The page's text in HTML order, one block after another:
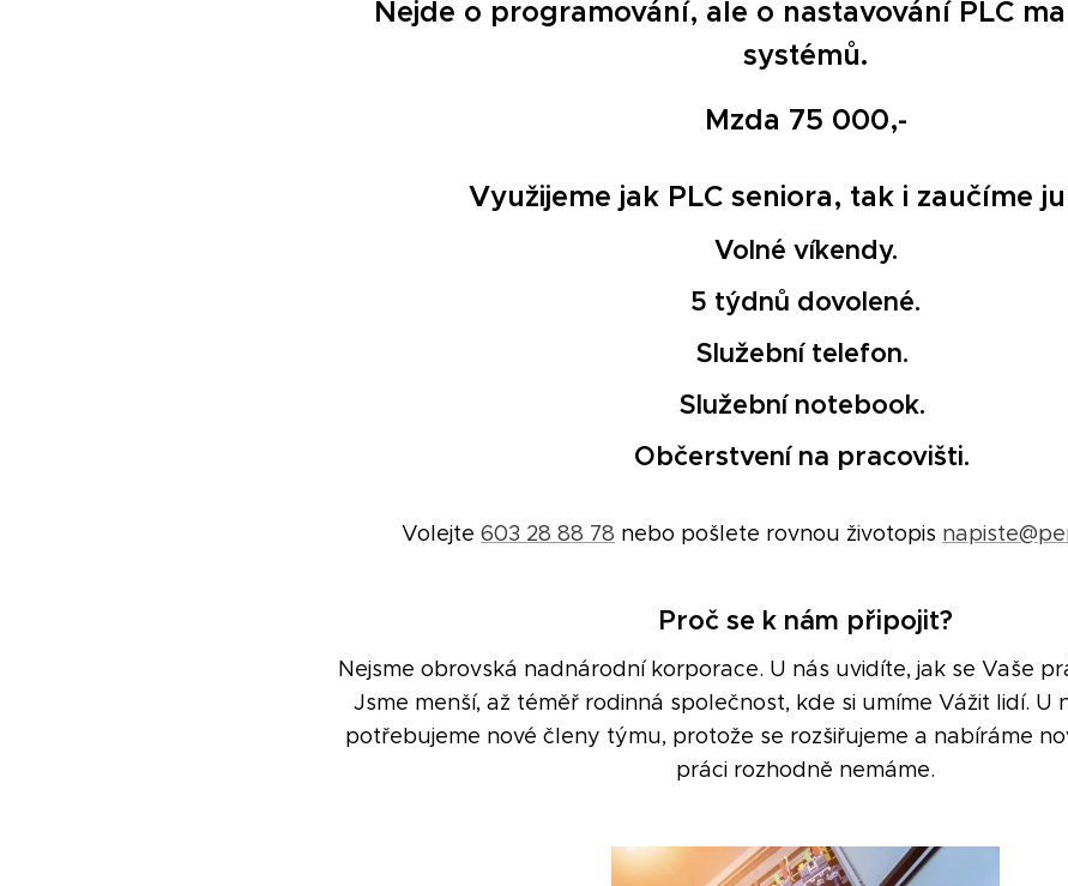
Nejde o programování, ale o nastavování PLC
systémů.
Mzda 75 000,-
Využijeme jak PLC seniora, tak i zaučíme
Volné víkendy.
5 týdnů dovolené.
Služební telefon.
Služební notebook.
Občerstvení na pracovišti.
Volejte 603 28 88 78 nebo pošlete rovnou životopis
Proč se k nám připojit?
Nejsme obrovská nadnárodní korporace. U nás uvidíte, jak se Vaše
Jsme menší, až téměř rodinná společnost, kde si umíme Vážit lidí. U
potřebujeme nové členy týmu, protože se rozšiřujeme a nabíráme
práci rozhodně nemáme.